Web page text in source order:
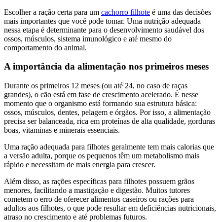
Escolher a ração certa para um cachorro filhote é uma das decisões
mais importantes que você pode tomar. Uma nutrição adequada
nessa etapa é determinante para o desenvolvimento saudável dos
ossos, músculos, sistema imunológico e até mesmo do
comportamento do animal.
A importância da alimentação nos primeiros meses
Durante os primeiros 12 meses (ou até 24, no caso de raças
grandes), o cão está em fase de crescimento acelerado. É nesse
momento que o organismo está formando sua estrutura básica:
ossos, músculos, dentes, pelagem e órgãos. Por isso, a alimentação
precisa ser balanceada, rica em proteínas de alta qualidade, gorduras
boas, vitaminas e minerais essenciais.
Uma ração adequada para filhotes geralmente tem mais calorias que
a versão adulta, porque os pequenos têm um metabolismo mais
rápido e necessitam de mais energia para crescer.
Além disso, as rações específicas para filhotes possuem grãos
menores, facilitando a mastigação e digestão. Muitos tutores
cometem o erro de oferecer alimentos caseiros ou rações para
adultos aos filhotes, o que pode resultar em deficiências nutricionais,
atraso no crescimento e até problemas futuros.